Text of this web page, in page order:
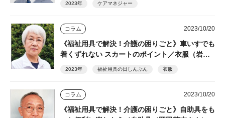
2023年 ケアマネジャー
コラム 2023/10/20
《福祉用具で解決！介護の困りごと》車いすでも
着くずれない スカートのポイント／衣服（岩波
2023年 福祉用具の日しんぶん 衣服
コラム 2023/10/20
《福祉用具で解決！介護の困りごと》自助具をも